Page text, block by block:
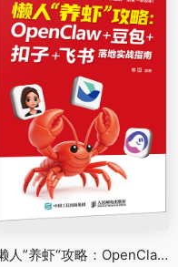
《懒人”养虾“攻略：OpenClaw+豆包+扣子+飞书落地实战指南》